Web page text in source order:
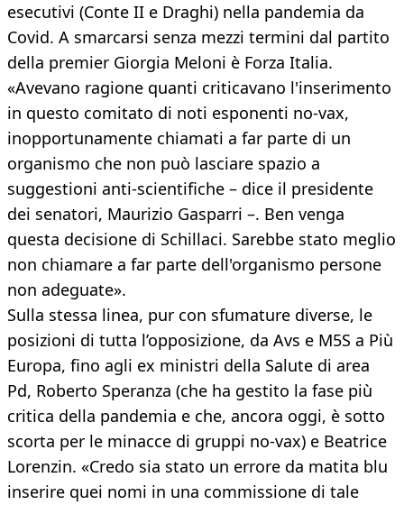
esecutivi (Conte II e Draghi) nella pandemia da
Covid. A smarcarsi senza mezzi termini dal partito
della premier Giorgia Meloni è Forza Italia.
«Avevano ragione quanti criticavano l'inserimento
in questo comitato di noti esponenti no-vax,
inopportunamente chiamati a far parte di un
organismo che non può lasciare spazio a
suggestioni anti-scientifiche – dice il presidente
dei senatori, Maurizio Gasparri –. Ben venga
questa decisione di Schillaci. Sarebbe stato meglio
non chiamare a far parte dell'organismo persone
non adeguate».
Sulla stessa linea, pur con sfumature diverse, le
posizioni di tutta l’opposizione, da Avs e M5S a Più
Europa, fino agli ex ministri della Salute di area
Pd, Roberto Speranza (che ha gestito la fase più
critica della pandemia e che, ancora oggi, è sotto
scorta per le minacce di gruppi no-vax) e Beatrice
Lorenzin. «Credo sia stato un errore da matita blu
inserire quei nomi in una commissione di tale